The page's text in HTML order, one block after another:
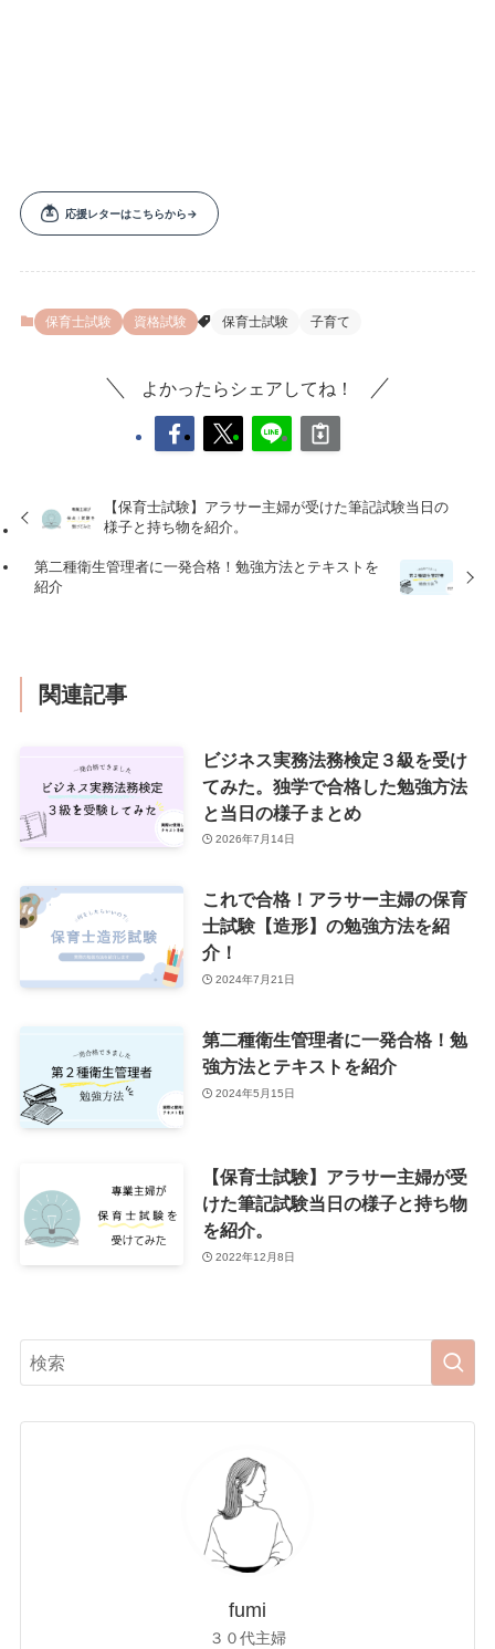
保育士試験 資格試験 保育士試験 子育て
よかったらシェアしてね！
【保育士試験】アラサー主婦が受けた筆記試験当日の
様子と持ち物を紹介。
第二種衛生管理者に一発合格！勉強方法とテキストを
紹介
関連記事
ビジネス実務法務検定３級を受け
てみた。独学で合格した勉強方法
と当日の様子まとめ
2026年7月14日
これで合格！アラサー主婦の保育
士試験【造形】の勉強方法を紹
介！
2024年7月21日
第二種衛生管理者に一発合格！勉
強方法とテキストを紹介
2024年5月15日
【保育士試験】アラサー主婦が受
けた筆記試験当日の様子と持ち物
を紹介。
2022年12月8日
fumi
３０代主婦